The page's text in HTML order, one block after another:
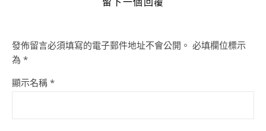
發佈留言必須填寫的電子郵件地址不會公開。 必填欄位標示
為 *
顯示名稱 *